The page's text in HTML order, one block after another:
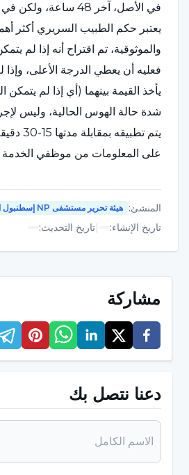
في الأصل، آخر 48
يعتبر حكم الطبيب السريري أكثر
شدة حالة الهوس الحالية، وليس
يتم
على المعلومات من موظفي الخدمة
المنشئ: هيئة تحرير مستشفى NP إسطنبول الوطني
تاريخ الإنشاء:
|تاريخ التحديث:
مشاركة
دعنا نتصل بك